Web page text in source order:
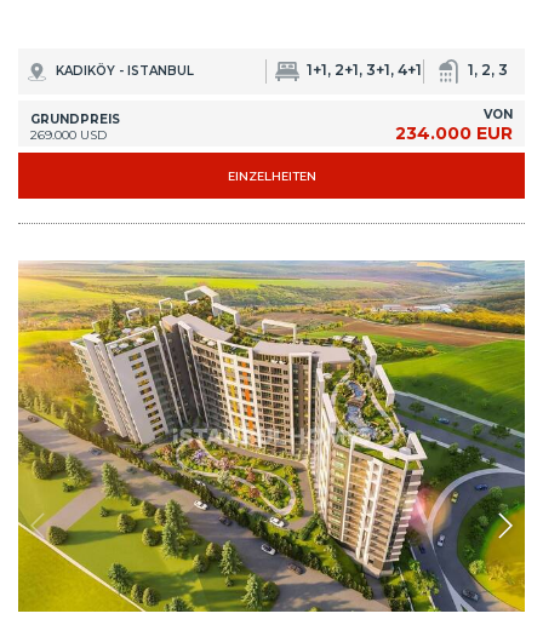
IST-0700
Preisgünstige Wohnungen in Beylikduzu zu verkaufen
In Beylikduzu, einem schnell wachsenden und wertvollen Stadtteil
Istanbuls, entstehen brandneue Investitionswohnungen mit Innen- und
Außenpools und vielen Freizeiteinrichtungen.